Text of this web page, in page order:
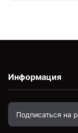
Информация